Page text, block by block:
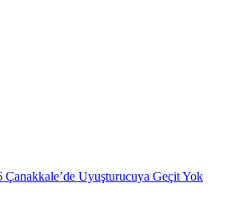
Çanakkale’de Uyuşturucuya Geçit Yok